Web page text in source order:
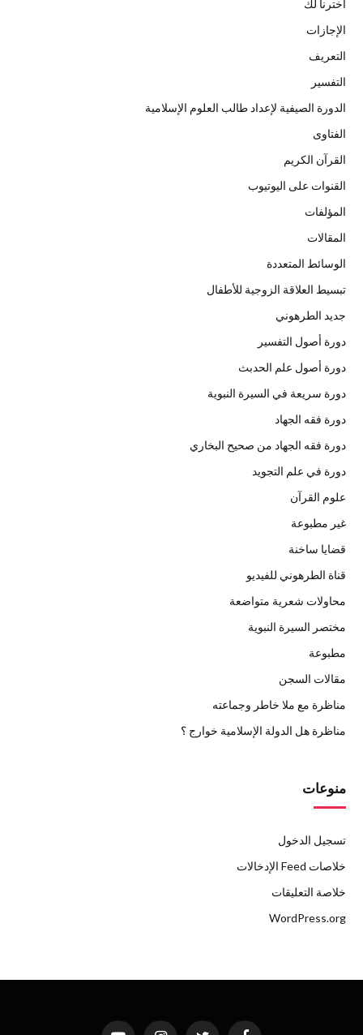
اخترنا لك
الإجازات
التعريف
التفسير
الدورة الصيفية لإعداد طالب العلوم الإسلامية
الفتاوى
القرآن الكريم
القنوات على اليوتيوب
المؤلفات
المقالات
الوسائط المتعددة
تبسيط العلاقة الزوجية للأطفال
جديد الطرهوني
دورة أصول التفسير
دورة أصول علم الحدبث
دورة سريعة في السيرة النبوية
دورة فقه الجهاد
دورة فقه الجهاد من صحيح البخاري
دورة في علم التجويد
علوم القرآن
غير مطبوعة
قضايا ساخنة
قناة الطرهوني للفيديو
محاولات شعرية متواضعة
مختصر السيرة النبوية
مطبوعة
مقالات السجن
مناظرة مع ملا خاطر وجماعته
مناظرة هل الدولة الإسلامية خوارج ؟
منوعات
تسجيل الدخول
خلاصات Feed الإدخالات
خلاصة التعليقات
WordPress.org